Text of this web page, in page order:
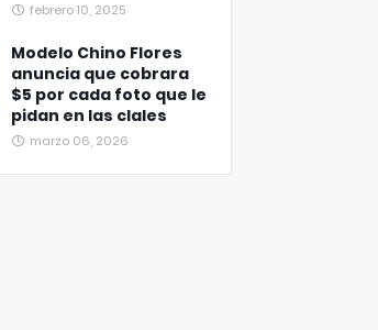
febrero 10, 2025
Modelo Chino Flores
anuncia que cobrara
$5 por cada foto que le
pidan en las clales
marzo 06, 2026